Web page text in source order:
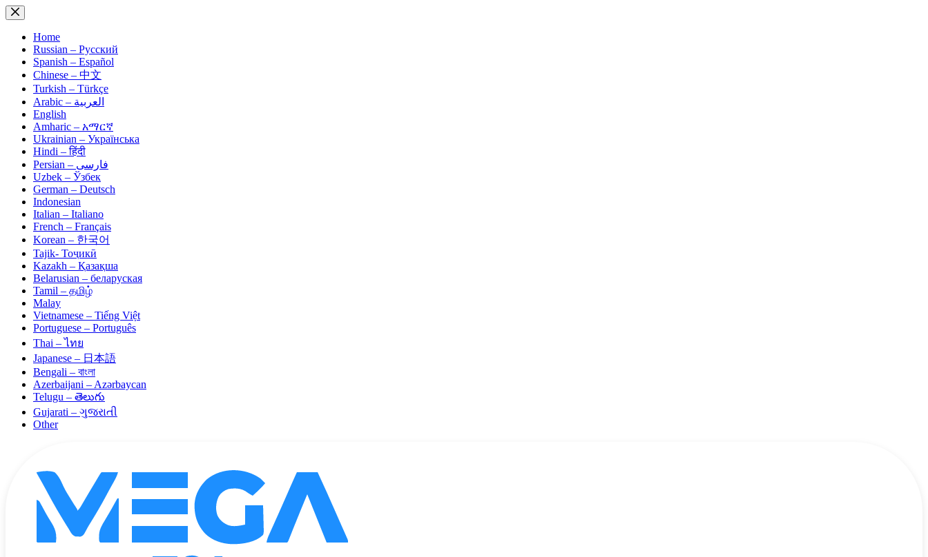
Skip
to
contentHome
Russian – Русский
Spanish – Español
Chinese – 中文
Turkish – Türkçe
Arabic – العربية
English
Amharic – አማርኛ
Ukrainian – Українська
Hindi – हिंदी
Persian – فارسی
Uzbek – Ўзбек
German – Deutsch
Indonesian
Italian – Italiano
French – Français
Korean – 한국어
Tajik- Тоҷикӣ
Kazakh – Қазақша
Belarusian – беларуская
Tamil – தமிழ்
Malay
Vietnamese – Tiếng Việt
Portuguese – Português
Thai – ไทย
Japanese – 日本語
Bengali – বাংলা
Azerbaijani – Azərbaycan
Telugu – తెలుగు
Gujarati – ગુજરાતી
Other